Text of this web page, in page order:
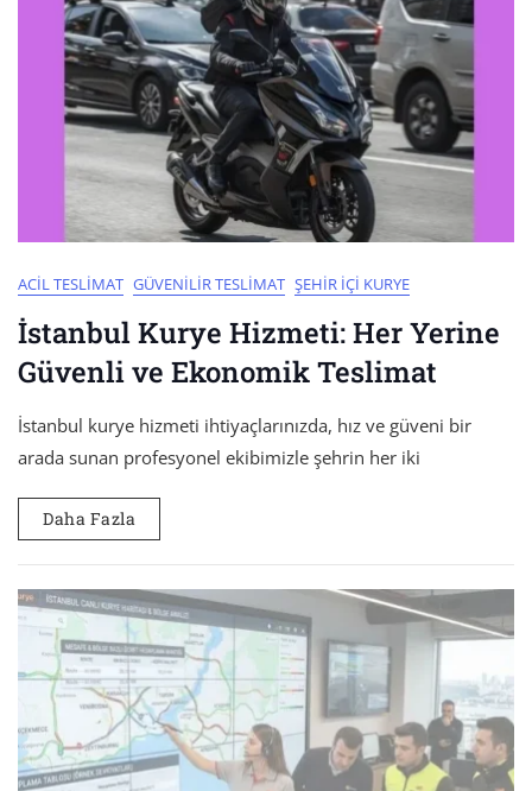
ACIL TESLIMAT GÜVENILIR TESLIMAT ŞEHIR İÇI KURYE
İstanbul Kurye Hizmeti: Her Yerine
Güvenli ve Ekonomik Teslimat
İstanbul kurye hizmeti ihtiyaçlarınızda, hız ve güveni bir
arada sunan profesyonel ekibimizle şehrin her iki
Daha Fazla